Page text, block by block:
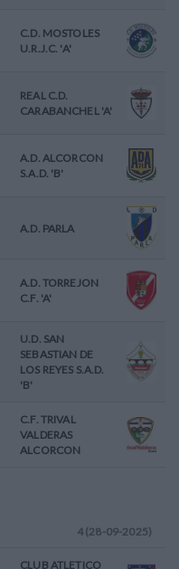
C.D. MOSTOLES
U.R.J.C. 'A'
REAL C.D.
CARABANCHEL 'A'
A.D. ALCORCON
S.A.D. 'B'
A.D. PARLA
A.D. TORREJON
C.F. 'A'
U.D. SAN
SEBASTIAN DE
LOS REYES S.A.D.
'B'
C.F. TRIVAL
VALDERAS
ALCORCON
4 (28-09-2025)
CLUB ATLETICO